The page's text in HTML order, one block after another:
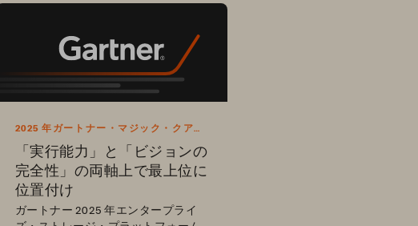
2025 年ガートナー・マジック・クアド
「実行能力」と「ビジョンの
完全性」の両軸上で最上位に
位置付け
ガートナー 2025 年エンタープライ